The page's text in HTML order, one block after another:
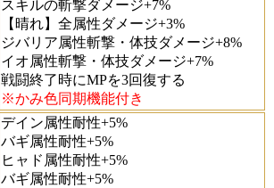
スキルの斬撃ダメージ+7%
【晴れ】全属性ダメージ+3%
ジバリア属性斬撃・体技ダメージ+8%
イオ属性斬撃・体技ダメージ+7%
戦闘終了時にMPを3回復する
※かみ色同期機能付き
デイン属性耐性+5%
バギ属性耐性+5%
ヒャド属性耐性+5%
バギ属性耐性+5%